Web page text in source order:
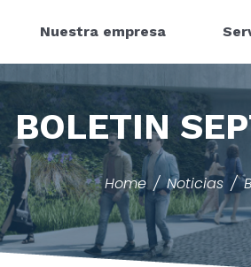
Nuestra empresa
BOLETIN
Home Noticias